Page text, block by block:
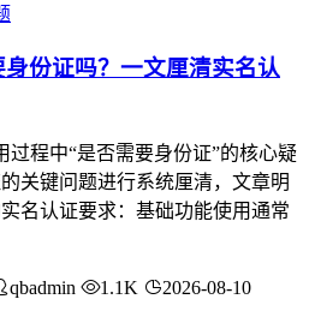
份证吗？一文厘清实名认
过程中“是否需要身份证”的核心疑
关键问题进行系统厘清，文章明
名认证要求：基础功能使用通常
qbadmin 1.1K 2026-08-10